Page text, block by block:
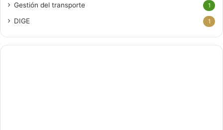
Gestión del transporte 1
DIGE 1